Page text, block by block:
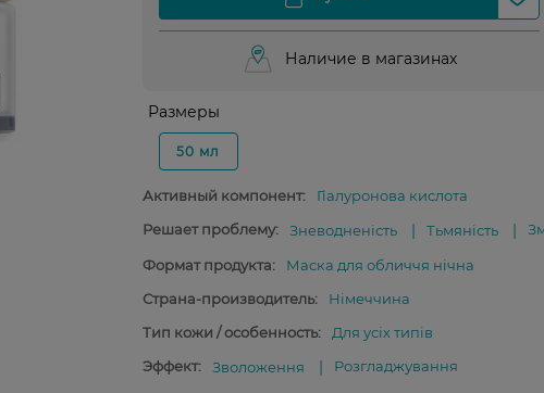
Наличие в магазинах
Размеры
50 мл
Активный компонент:
Гіалуронова кислота
Решает проблему:
Зневодненість Тьмяність
Формат продукта:
Маска для обличчя нічна
Страна-производитель:
Німеччина
Тип кожи / особенность:
Для усіх типів
Эффект:
Зволоження Розгладжування